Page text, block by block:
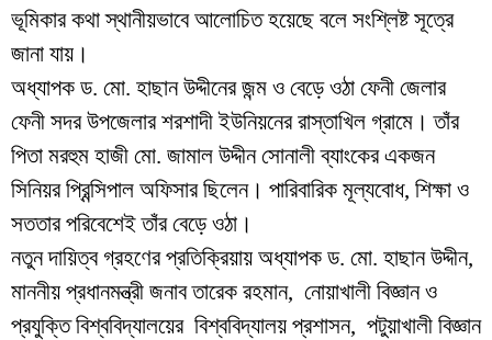
ভূমিকার কথা স্থানীয়ভাবে আলোচিত হয়েছে বলে সংশ্লিষ্ট সূত্রে
জানা যায়।
অধ্যাপক ড. মো. হাছান উদ্দীনের জন্ম ও বেড়ে ওঠা ফেনী জেলার
ফেনী সদর উপজেলার শরশাদী ইউনিয়নের রাস্তাখিল গ্রামে। তাঁর
পিতা মরহুম হাজী মো. জামাল উদ্দীন সোনালী ব্যাংকের একজন
সিনিয়র প্রিন্সিপাল অফিসার ছিলেন। পারিবারিক মূল্যবোধ, শিক্ষা ও
সততার পরিবেশেই তাঁর বেড়ে ওঠা।
নতুন দায়িত্ব গ্রহণের প্রতিক্রিয়ায় অধ্যাপক ড. মো. হাছান উদ্দীন,
মাননীয় প্রধানমন্ত্রী জনাব তারেক রহমান, নোয়াখালী বিজ্ঞান ও
প্রযুক্তি বিশ্ববিদ্যালয়ের বিশ্ববিদ্যালয় প্রশাসন, পটুয়াখালী বিজ্ঞান